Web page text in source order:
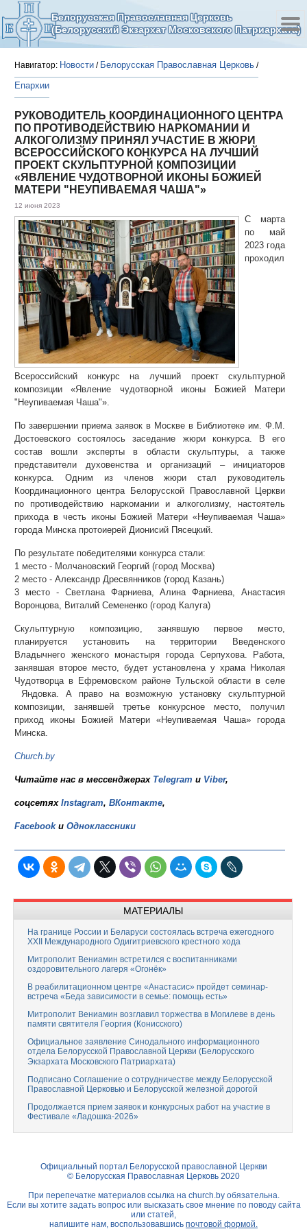
Белорусская Православная Церковь
(Белорусский Экзархат Московского Патриархата)
Навигатор: Новости / Белорусская Православная Церковь /
Епархии
РУКОВОДИТЕЛЬ КООРДИНАЦИОННОГО ЦЕНТРА
ПО ПРОТИВОДЕЙСТВИЮ НАРКОМАНИИ И
АЛКОГОЛИЗМУ ПРИНЯЛ УЧАСТИЕ В ЖЮРИ
ВСЕРОССИЙСКОГО КОНКУРСА НА ЛУЧШИЙ
ПРОЕКТ СКУЛЬПТУРНОЙ КОМПОЗИЦИИ
«ЯВЛЕНИЕ ЧУДОТВОРНОЙ ИКОНЫ БОЖИЕЙ
МАТЕРИ "НЕУПИВАЕМАЯ ЧАША"»
12 июня 2023
С марта
по май
2023 года
проходил
Всероссийский конкурс на лучший проект скульптурной
композиции «Явление чудотворной иконы Божией Матери
"Неупиваемая Чаша"».
По завершении приема заявок в Москве в Библиотеке им. Ф.М.
Достоевского состоялось заседание жюри конкурса. В его
состав вошли эксперты в области скульптуры, а также
представители духовенства и организаций – инициаторов
конкурса. Одним из членов жюри стал руководитель
Координационного центра Белорусской Православной Церкви
по противодействию наркомании и алкоголизму, настоятель
прихода в честь иконы Божией Матери «Неупиваемая Чаша»
города Минска протоиерей Дионисий Пясецкий.
По результате победителями конкурса стали:
1 место - Молчановский Георгий (город Москва)
2 место - Александр Дресвянников (город Казань)
3 место - Светлана Фарниева, Алина Фарниева, Анастасия
Воронцова, Виталий Семененко (город Калуга)
Скульптурную композицию, занявшую первое место,
планируется установить на территории Введенского
Владычнего женского монастыря города Серпухова. Работа,
занявшая второе место, будет установлена у храма Николая
Чудотворца в Ефремовском районе Тульской области в селе
Яндовка. А право на возможную установку скульптурной
композиции, занявшей третье конкурсное место, получил
приход иконы Божией Матери «Неупиваемая Чаша» города
Минска.
Church.by
Читайте нас в мессенджерах Telegram и Viber,
соцсетях Instagram, ВКонтакте,
Facebookи Одноклассники
МАТЕРИАЛЫ
На границе России и Беларуси состоялась встреча ежегодного
XXII Международного Одигитриевского крестного хода
Митрополит Вениамин встретился с воспитанниками
оздоровительного лагеря «Огонёк»
В реабилитационном центре «Анастасис» пройдет семинар-
встреча «Беда зависимости в семье: помощь есть»
Митрополит Вениамин возглавил торжества в Могилеве в день
памяти святителя Георгия (Конисского)
Официальное заявление Синодального информационного
отдела Белорусской Православной Церкви (Белорусского
Экзархата Московского Патриархата)
Подписано Соглашение о сотрудничестве между Белорусской
Православной Церковью и Белорусской железной дорогой
Продолжается прием заявок и конкурсных работ на участие в
Фестивале «Ладошка-2026»
Официальный портал Белорусской православной Церкви
© Белорусская Православная Церковь 2020
При перепечатке материалов ссылка на church.byобязательна.
Если вы хотите задать вопрос или высказать свое мнение по поводу сайта
или статей,
напишите нам, воспользовавшись почтовой формой.